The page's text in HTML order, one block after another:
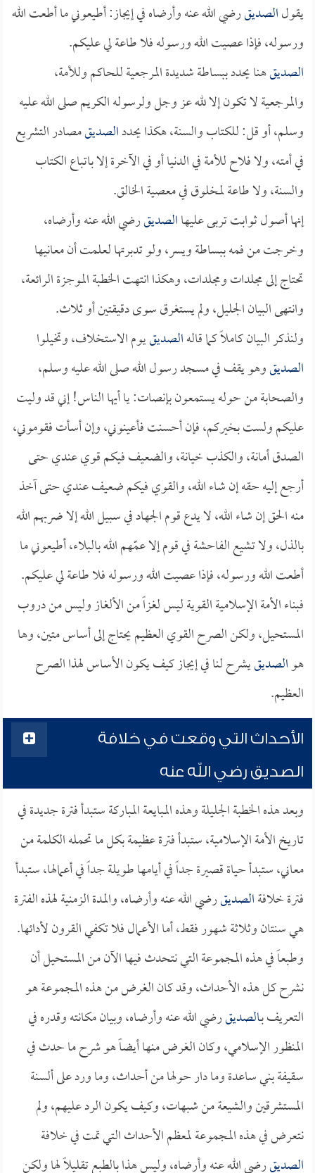
يقولالصديقرضي الله عنه وأرضاه في إيجاز: أطيعوني ما أطعت الله
ورسوله، فإذا عصيت الله ورسوله فلا طاعة لي عليكم.
الصديقهنا يحدد ببساطة شديدة المرجعية للحاكم وللأمة،
والمرجعية لا تكون إلا لله عز وجل ولرسوله الكريم صلى الله عليه
وسلم، أو قل: للكتاب والسنة، هكذا يحددالصديقمصادر التشريع
في أمته، ولا فلاح للأمة في الدنيا أو في الآخرة إلا باتباع الكتاب
والسنة، ولا طاعة لمخلوق في معصية الخالق.
إنها أصول ثوابت تربى عليهاالصديقرضي الله عنه وأرضاه،
وخرجت من فمه ببساطة ويسر، ولو تدبرتها لعلمت أن معانيها
تحتاج إلى مجلدات ومجلدات، وهكذا انتهت الخطبة الموجزة الرائعة،
وانتهى البيان الجليل، ولم يستغرق سوى دقيقتين أو ثلاث.
ولنذكر البيان كاملاً كما قالهالصديقيوم الاستخلاف، وتخيلوا
الصديقوهو يقف في مسجد رسول الله صلى الله عليه وسلم،
والصحابة من حوله يستمعون بإنصات: يا أيها الناس! إني قد وليت
عليكم ولست بخيركم، فإن أحسنت فأعينوني، وإن أسأت فقوموني،
الصدق أمانة، والكذب خيانة، والضعيف فيكم قوي عندي حتى
أرجع إليه حقه إن شاء الله، والقوي فيكم ضعيف عندي حتى آخذ
منه الحق إن شاء الله، لا يدع قوم الجهاد في سبيل الله إلا ضربهم الله
بالذل، ولا تشيع الفاحشة في قوم إلا عمّهم الله بالبلاء، أطيعوني ما
أطعت الله ورسوله، فإذا عصيت الله ورسوله فلا طاعة لي عليكم.
فبناء الأمة الإسلامية القوية ليس لغزاً من الألغاز وليس من دروب
المستحيل، ولكن الصرح القوي العظيم يحتاج إلى أساس متين، وها
هوالصديقيشرح لنا في إيجاز كيف يكون الأساس لهذا الصرح
العظيم.
الأحداث التي وقعت في خلافة
الصديق رضي الله عنه
وبعد هذه الخطبة الجليلة وهذه المبايعة المباركة ستبدأ فترة جديدة في
تاريخ الأمة الإسلامية، ستبدأ فترة عظيمة بكل ما تحمله الكلمة من
معاني، ستبدأ حياة قصيرة جداً في أيامها طويلة جداً في أعمالها، ستبدأ
فترة خلافةالصديقرضي الله عنه وأرضاه، والمدة الزمنية لهذه الفترة
هي سنتان وثلاثة شهور فقط، أما الأعمال فلا تكفي القرون لأدائها.
وطبعاً في هذه المجموعة التي نتحدث فيها الآن من المستحيل أن
نشرح كل هذه الأحداث، وقد كان الغرض من هذه المجموعة هو
التعريف بـالصديقرضي الله عنه وأرضاه، وبيان مكانته وقدره في
المنظور الإسلامي، وكان الغرض منها أيضاً هو شرح ما حدث في
سقيفة بني ساعدة وما دار حولها من أحداث، وما ورد على ألسنة
المستشرقين والشيعة من شبهات، وكيف يكون الرد عليهم، ولم
نتعرض في هذه المجموعة لمعظم الأحداث التي تمت في خلافة
الصديقرضي الله عنه وأرضاه، وليس هذا بالطبع تقليلاً لها ولكن